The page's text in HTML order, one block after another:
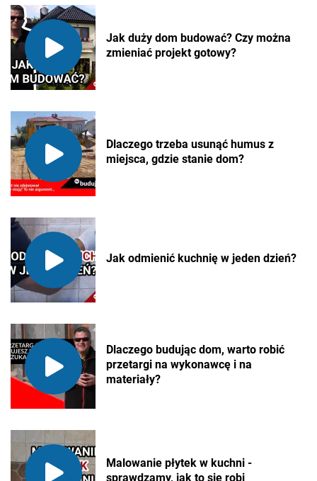
Jak duży dom budować? Czy można
zmieniać projekt gotowy?
Dlaczego trzeba usunąć humus z
miejsca, gdzie stanie dom?
Jak odmienić kuchnię w jeden dzień?
Dlaczego budując dom, warto robić
przetargi na wykonawcę i na
materiały?
Malowanie płytek w kuchni -
sprawdzamy, jak to się robi